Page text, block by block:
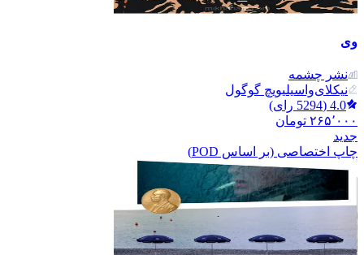
وی
نشر‌ چشمه
نیکلای‌واسیلیویچ گوگول
4.0
(
5294 رای)
۲۶۵٬۰۰۰ تومان
جدید
چاپ اختصاصی (بر اساس POD)